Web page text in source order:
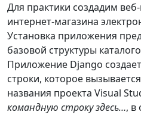
Для практики создадим
интернет-магазина
Установка приложения
базовой структуры
Приложение Django
строки, которое
названия проекта Visual
командную строку здесь…, в